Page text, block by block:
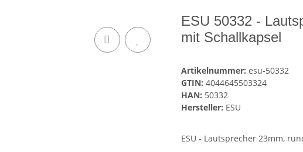
ESU 50332 -
mit Schallkapsel
Artikelnummer: esu-50332
GTIN: 4044645503324
HAN: 50332
Hersteller: ESU
ESU - Lautsprecher 23mm,